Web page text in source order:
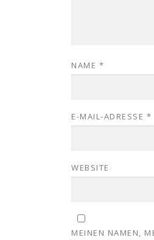
NAME *
E-MAIL-ADRESSE *
WEBSITE
MEINEN NAMEN,